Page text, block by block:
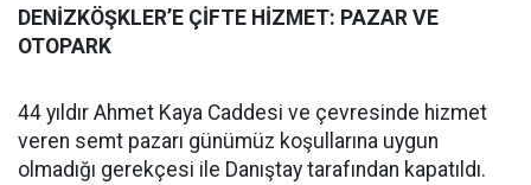
DENİZKÖŞKLER’E ÇİFTE HİZMET: PAZAR VE
OTOPARK
44 yıldır Ahmet Kaya Caddesi ve çevresinde hizmet
veren semt pazarı günümüz koşullarına uygun
olmadığı gerekçesi ile Danıştay tarafından kapatıldı.